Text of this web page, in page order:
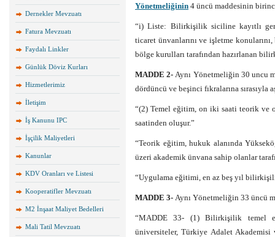
Dernekler Mevzuatı
Fatura Mevzuatı
Faydalı Linkler
Günlük Döviz Kurları
Hizmetlerimiz
İletişim
İş Kanunu IPC
İşçilik Maliyetleri
Kanunlar
KDV Oranları ve Listesi
Kooperatifler Mevzuatı
M2 İnşaat Maliyet Bedelleri
Mali Tatil Mevzuatı
Yönetmeliğinin 4 üncü maddesinin
“i) Liste: Bilirkişilik siciline kayıtlı
ticaret ünvanlarını ve işletme
bölge kurulları tarafından hazırlanan
MADDE 2-Aynı Yönetmeliğin 30 uncu
dördüncü ve beşinci fıkralarına sırasıyla
“(2) Temel eğitim, on iki saati teorik ve
saatinden oluşur.”
“Teorik eğitim, hukuk alanında
üzeri akademik ünvana sahip olanlar
“Uygulama eğitimi, en az beş yıl
MADDE 3- Aynı Yönetmeliğin 33 üncü
“MADDE 33- (1) Bilirkişilik temel
üniversiteler, Türkiye Adalet